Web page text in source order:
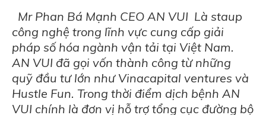
Mr Phan Bá Mạnh CEO AN VUI Là staup
công nghệ trong lĩnh vực cung cấp giải
pháp số hóa ngành vận tải tại Việt Nam.
AN VUI đã gọi vốn thành công từ những
quỹ đầu tư lớn như Vinacapital ventures và
Hustle Fun. Trong thời điểm dịch bệnh AN
VUI chính là đơn vị hỗ trợ tổng cục đường bộ